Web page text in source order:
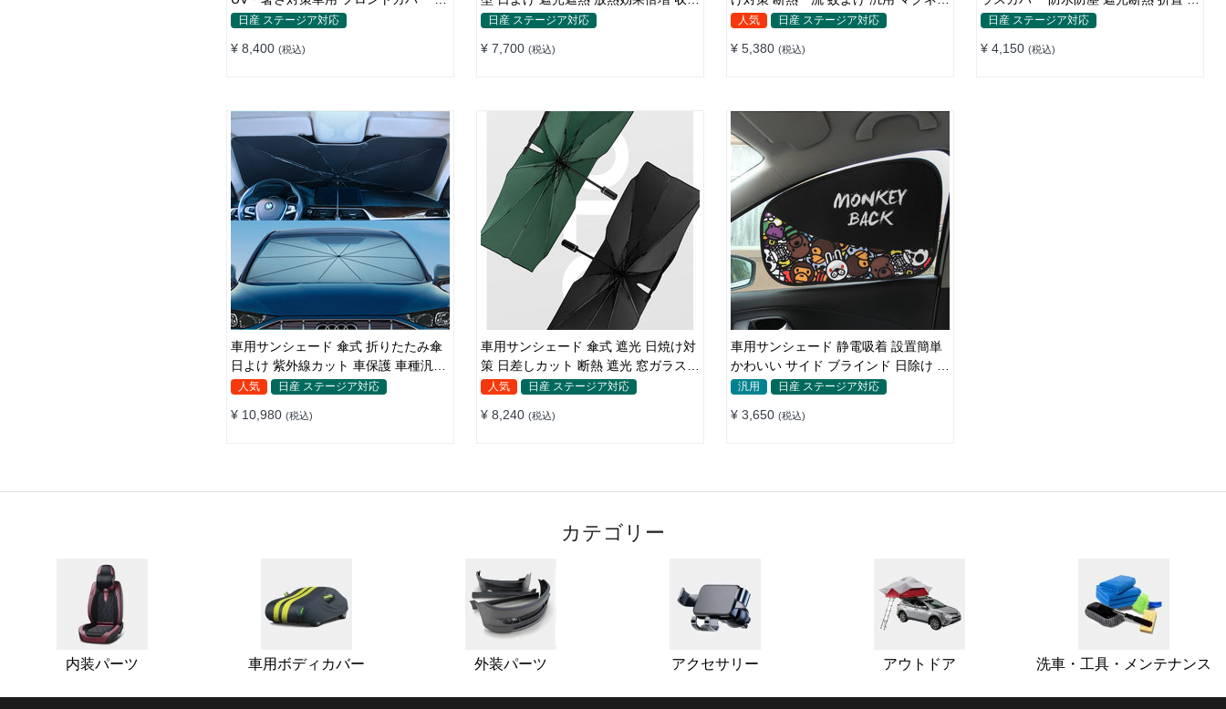
納簡単 おすすめ
日産 ステージア対応
¥ 8,400 (税込)
ポーチ付き
日産 ステージア対応
¥ 7,700 (税込)
ト付き 取付簡単
人気 日産 ステージア対応
¥ 5,380 (税込)
納簡単 降雨雪対策
日産 ステージア対応
¥ 4,150 (税込)
車用サンシェード 傘式 折りたたみ傘
日よけ 紫外線カット 車保護 車種汎用
収納便利
人気 日産 ステージア対応
¥ 10,980 (税込)
車用サンシェード 傘式 遮光 日焼け対
策 日差しカット 断熱 遮光 窓ガラスブ
レーカー付き 汎用 簡単取り付け 収納
い
人気 日産 ステージア対応
¥ 8,240 (税込)
車用サンシェード 静電吸着 設置簡単
かわいい サイド ブラインド 日除け 遮
光 遮熱 プライバシー保護
汎用 日産 ステージア対応
¥ 3,650 (税込)
カテゴリー
内装パーツ 車用ボディカバー 外装パーツ アクセサリー アウトドア 洗車・工具・メンテナンス